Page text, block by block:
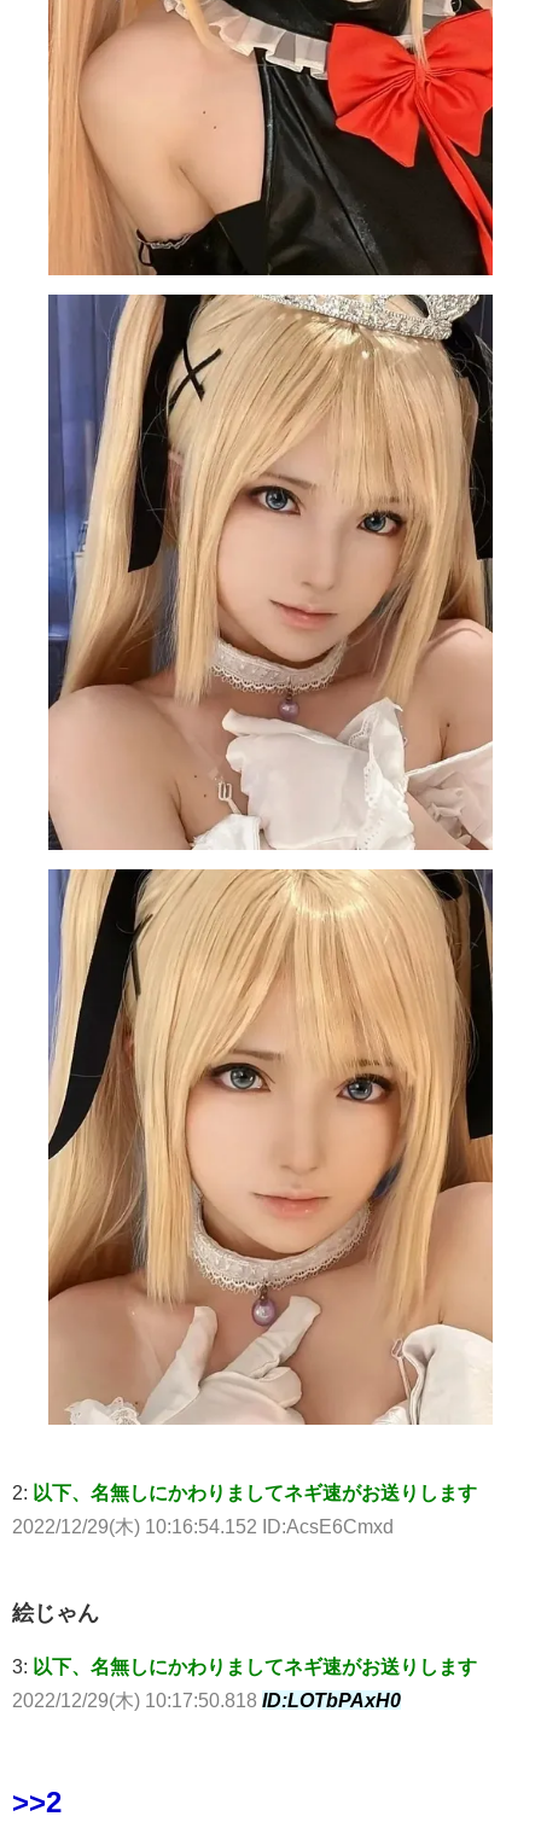
2: 以下、名無しにかわりましてネギ速がお送りします
2022/12/29(木) 10:16:54.152 ID:AcsE6Cmxd
絵じゃん
3: 以下、名無しにかわりましてネギ速がお送りします
2022/12/29(木) 10:17:50.818 ID:LOTbPAxH0
>>2